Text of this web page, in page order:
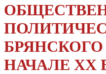
БРЯНСКОГО
НАЧАЛЕ XX